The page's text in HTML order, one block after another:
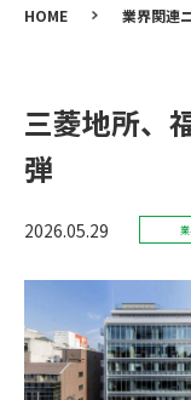
HOME 業界関連
三菱地所、
弾
2026.05.29